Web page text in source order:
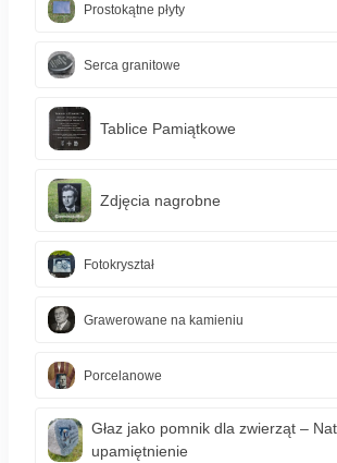
Prostokątne płyty
Serca granitowe
Tablice Pamiątkowe
Zdjęcia nagrobne
Fotokryształ
Grawerowane na kamieniu
Porcelanowe
Głaz jako pomnik dla zwierząt –
upamiętnienie